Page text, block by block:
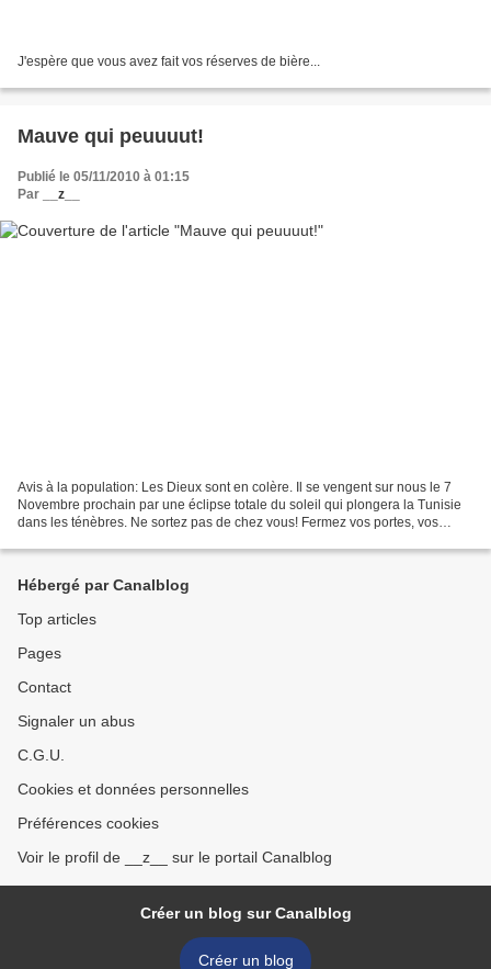
J'espère que vous avez fait vos réserves de bière...
Mauve qui peuuuut!
Publié le 05/11/2010 à 01:15
Par
__z__
Avis à la population: Les Dieux sont en colère. Il se vengent sur nous le 7
Novembre prochain par une éclipse totale du soleil qui plongera la Tunisie
dans les ténèbres. Ne sortez pas de chez vous! Fermez vos portes, vos
Hébergé par Canalblog
Top articles
Pages
Contact
Signaler un abus
C.G.U.
Cookies et données personnelles
Préférences cookies
Voir le profil de __z__ sur le portail Canalblog
Créer un blog sur Canalblog
Créer un blog